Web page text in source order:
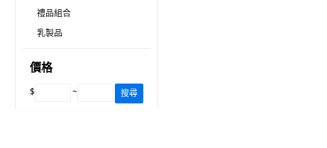
禮品組合
乳製品
價格
$ ~ 搜尋